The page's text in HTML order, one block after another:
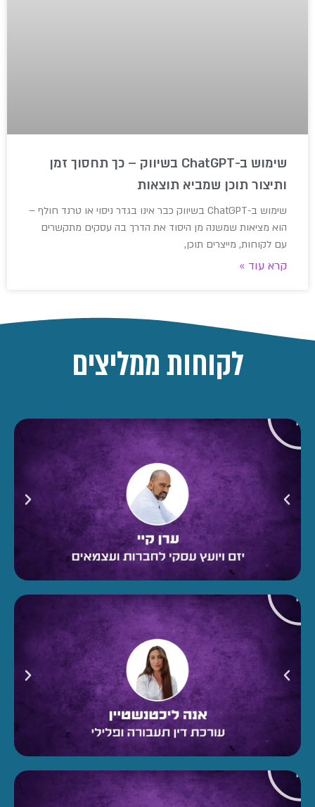
שימוש ב-ChatGPT בשיווק – כך תחסוך זמן
ותיצור תוכן שמביא תוצאות
שימוש ב-ChatGPT בשיווק כבר אינו בגדר ניסוי או טרנד חולף –
הוא מציאות שמשנה מן היסוד את הדרך בה עסקים מתקשרים
עם לקוחות, מייצרים תוכן,
קרא עוד »
לקוחות ממליצים